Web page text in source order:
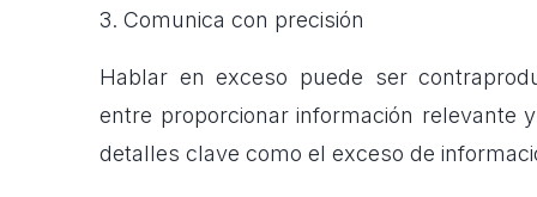
3. Comunica con precisión
Hablar en exceso puede ser
entre proporcionar información relevante
detalles clave como el exceso de